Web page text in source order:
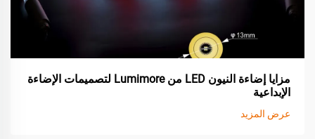
مزايا إضاءة النيون LED من Lumimore لتصميمات الإضاءة
الإبداعية
عرض المزيد